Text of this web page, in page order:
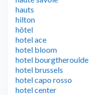
hauts
hilton
hôtel
hotel ace
hotel bloom
hotel bourgtheroulde
hotel brussels
hotel capo rosso
hotel center